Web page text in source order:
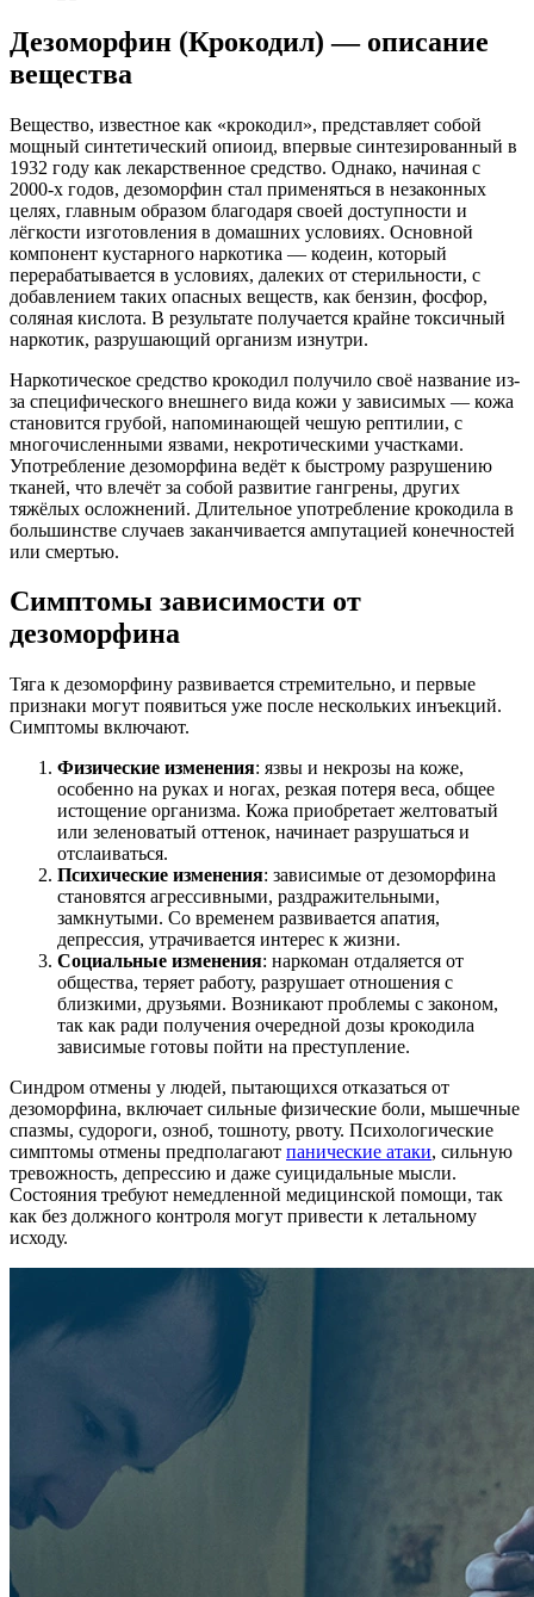
Дезоморфин (Крокодил) — описание
вещества
Вещество, известное как «крокодил», представляет собой
мощный синтетический опиоид, впервые синтезированный в
1932 году как лекарственное средство. Однако, начиная с
2000-х годов, дезоморфин стал применяться в незаконных
целях, главным образом благодаря своей доступности и
лёгкости изготовления в домашних условиях. Основной
компонент кустарного наркотика — кодеин, который
перерабатывается в условиях, далеких от стерильности, с
добавлением таких опасных веществ, как бензин, фосфор,
соляная кислота. В результате получается крайне токсичный
наркотик, разрушающий организм изнутри.
Наркотическое средство крокодил получило своё название из-
за специфического внешнего вида кожи у зависимых — кожа
становится грубой, напоминающей чешую рептилии, с
многочисленными язвами, некротическими участками.
Употребление дезоморфина ведёт к быстрому разрушению
тканей, что влечёт за собой развитие гангрены, других
тяжёлых осложнений. Длительное употребление крокодила в
большинстве случаев заканчивается ампутацией конечностей
или смертью.
Симптомы зависимости от
дезоморфина
Тяга к дезоморфину развивается стремительно, и первые
признаки могут появиться уже после нескольких инъекций.
Симптомы включают.
Физические изменения: язвы и некрозы на коже,
особенно на руках и ногах, резкая потеря веса, общее
истощение организма. Кожа приобретает желтоватый
или зеленоватый оттенок, начинает разрушаться и
отслаиваться.
Психические изменения: зависимые от дезоморфина
становятся агрессивными, раздражительными,
замкнутыми. Со временем развивается апатия,
депрессия, утрачивается интерес к жизни.
Социальные изменения: наркоман отдаляется от
общества, теряет работу, разрушает отношения с
близкими, друзьями. Возникают проблемы с законом,
так как ради получения очередной дозы крокодила
зависимые готовы пойти на преступление.
Синдром отмены у людей, пытающихся отказаться от
дезоморфина, включает сильные физические боли, мышечные
спазмы, судороги, озноб, тошноту, рвоту. Психологические
симптомы отмены предполагают панические атаки, сильную
тревожность, депрессию и даже суицидальные мысли.
Состояния требуют немедленной медицинской помощи, так
как без должного контроля могут привести к летальному
исходу.